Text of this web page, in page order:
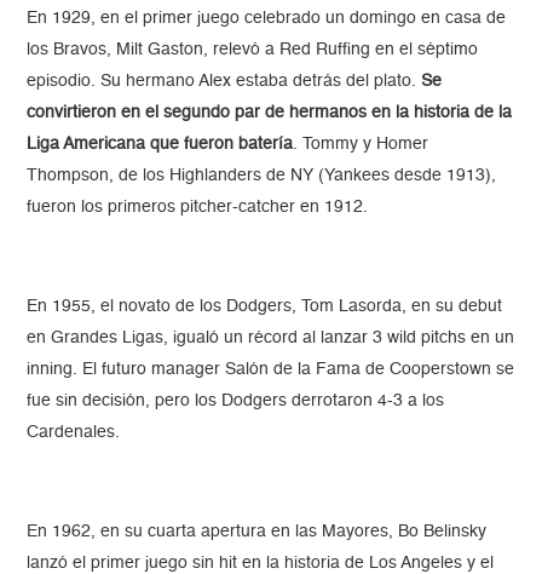
En 1929, en el primer juego celebrado un domingo en casa de
los Bravos, Milt Gaston, relevó a Red Ruffing en el séptimo
episodio. Su hermano Alex estaba detrás del plato. Se
convirtieron en el segundo par de hermanos en la historia de la
Liga Americana que fueron batería. Tommy y Homer
Thompson, de los Highlanders de NY (Yankees desde 1913),
fueron los primeros pitcher-catcher en 1912.
En 1955, el novato de los Dodgers, Tom Lasorda, en su debut
en Grandes Ligas, igualó un récord al lanzar 3 wild pitchs en un
inning. El futuro manager Salón de la Fama de Cooperstown se
fue sin decisión, pero los Dodgers derrotaron 4-3 a los
Cardenales.
En 1962, en su cuarta apertura en las Mayores, Bo Belinsky
lanzó el primer juego sin hit en la historia de Los Angeles y el